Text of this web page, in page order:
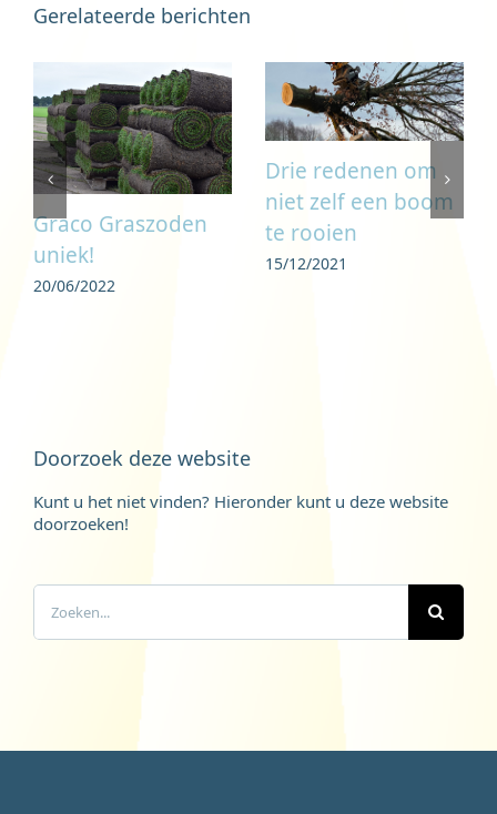
Gerelateerde berichten
Graco Graszoden
uniek!
20/06/2022
Drie redenen om
niet zelf een boom
te rooien
15/12/2021
Doorzoek deze website
Kunt u het niet vinden? Hieronder kunt u deze website
doorzoeken!
Zoeken
naar: